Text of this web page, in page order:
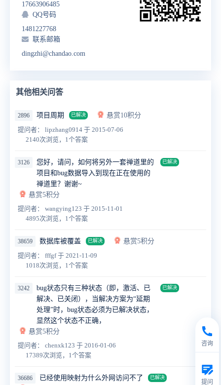
17663906485
QQ号码
1481227768
联系邮箱
dingzhi@chandao.com
其他相关问答
2896 项目周期 已解决
悬赏10积分
提问者： lipzhang0914 于 2015-07-06
2140次浏览，1个答案
3126
您好，请问，如何将另外一套禅道里的
项目和bug数据导入到现在正在使用的
禅道里？谢谢~
已解决
悬赏5积分
提问者： wangying123 于 2015-11-01
4895次浏览，1个答案
38659 数据库被覆盖 已解决
悬赏5积分
提问者： fffgf于 2021-11-09
1018次浏览，1个答案
3242
bug状态只有三种状态（即，激活、已
解决、已关闭），当解决方案为“延期
处理”时，bug状态必须为已解决状态，
显然这个状态不正确，
已解决
悬赏5积分
提问者： chenxk123 于 2016-01-06
17389次浏览，1个答案
36686 已经使用映射为什么外网访问不了 已解决
咨询
提问